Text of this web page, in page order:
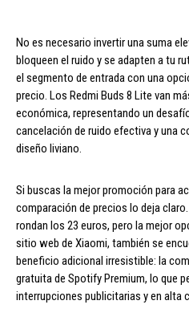
No es necesario invertir una suma
bloqueen el ruido y se adapten a tu
el segmento de entrada con una
precio. Los Redmi Buds 8 Lite van
económica, representando un
cancelación de ruido efectiva y una
diseño liviano.
Si buscas la mejor promoción para
comparación de precios lo deja
rondan los 23 euros, pero la mejor
sitio web de Xiaomi, también se
beneficio adicional irresistible: la
gratuita de Spotify Premium, lo que
interrupciones publicitarias y en alta